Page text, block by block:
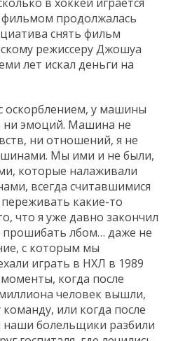
фильмом продолжалась
снять фильм
режиссеру Джошуа
лет искал деньги на
оскорблением, у машины
ни эмоций. Машина не
ни отношений, я не
Мы ими и не были,
которые налаживали
всегда считавшимися
какие-то
что я уже давно закончил
лбом… даже не
с которым мы
играть в НХЛ в 1989
когда после
человек вышли,
или когда после
болельщики разбили